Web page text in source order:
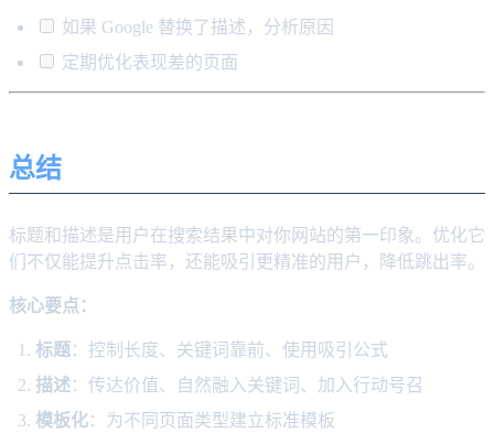
如果 Google 替换了描述，分析原因
定期优化表现差的页面
总结
标题和描述是用户在搜索结果中对你网站的第一印象。优化它
们不仅能提升点击率，还能吸引更精准的用户，降低跳出率。
核心要点：
标题：控制长度、关键词靠前、使用吸引公式
描述：传达价值、自然融入关键词、加入行动号召
模板化：为不同页面类型建立标准模板